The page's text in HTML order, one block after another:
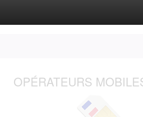
OPÉRATEURS